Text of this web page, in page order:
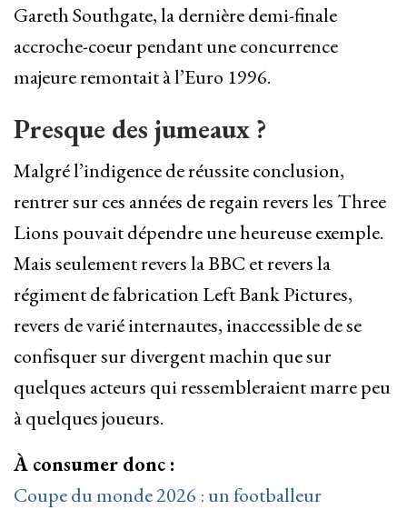
Gareth Southgate, la dernière demi-finale
accroche-coeur pendant une concurrence
majeure remontait à l’Euro 1996.
Presque des jumeaux ?
Malgré l’indigence de réussite conclusion,
rentrer sur ces années de regain revers les Three
Lions pouvait dépendre une heureuse exemple.
Mais seulement revers la BBC et revers la
régiment de fabrication Left Bank Pictures,
revers de varié internautes, inaccessible de se
confisquer sur divergent machin que sur
quelques acteurs qui ressembleraient marre peu
à quelques joueurs.
À consumer donc :
Coupe du monde 2026 : un footballeur